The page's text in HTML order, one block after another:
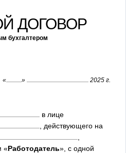
ДОГОВОР
бухгалтером
« » 2025 г.
в лице
, действующего на
«Работодатель», с одной